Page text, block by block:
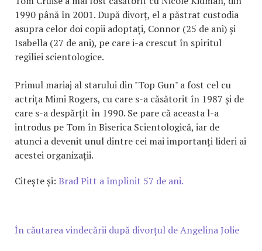
1990 până în 2001. După divorț, el a păstrat custodia
asupra celor doi copii adoptați, Connor (25 de ani) și
Isabella (27 de ani), pe care i-a crescut în spiritul
regiliei scientologice.
Primul mariaj al starului din "Top Gun" a fost cel cu
actrița Mimi Rogers, cu care s-a căsătorit în 1987 și de
care s-a despărțit în 1990. Se pare că aceasta l-a
introdus pe Tom în Biserica Scientologică, iar de
atunci a devenit unul dintre cei mai importanți lideri ai
acestei organizații.
Citește și: Brad Pitt a împlinit 57 de ani.
În căutarea vindecării după divorțul de Angelina Jolie